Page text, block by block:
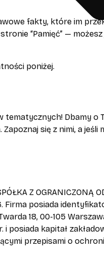
fakty, które im
“Pamięć” —
poniżej.
tematycznych! Dbamy
się z nimi, a
Z OGRANICZONĄ
Firma posiada
18, 00-105
posiada kapitał
przepisami o